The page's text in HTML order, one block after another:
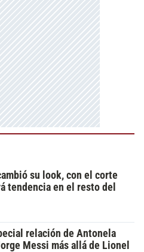
su look, con el corte
tendencia en el resto del
relación de Antonela
Messi más allá de Lionel